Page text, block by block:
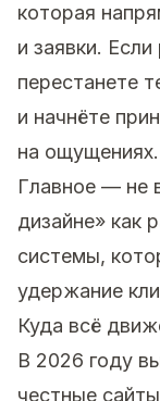
которая
и заявки.
перестанете
и начнёте
на ощущениях.
Главное — не
дизайне» как
системы,
удержание
Куда всё
В 2026 году
честные